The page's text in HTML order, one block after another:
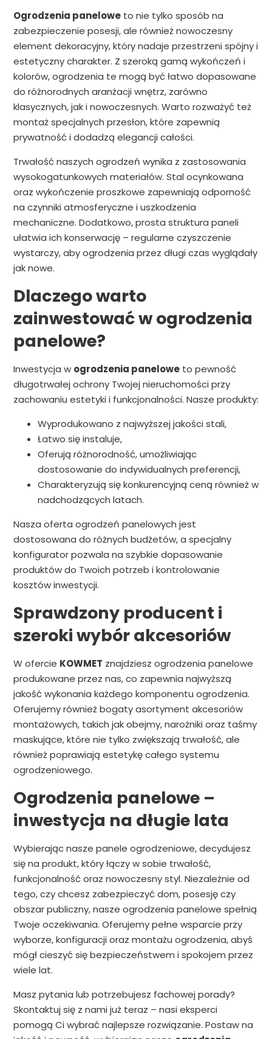
Ogrodzenia paneloweto nie tylko sposób na
zabezpieczenie posesji, ale również nowoczesny
element dekoracyjny, który nadaje przestrzeni spójny i
estetyczny charakter. Z szeroką gamą wykończeń i
kolorów, ogrodzenia te mogą być łatwo dopasowane
do różnorodnych aranżacji wnętrz, zarówno
klasycznych, jak i nowoczesnych. Warto rozważyć też
montaż specjalnych przesłon, które zapewnią
prywatność i dodadzą elegancji całości.
Trwałość naszych ogrodzeń wynika z zastosowania
wysokogatunkowych materiałów. Stal ocynkowana
oraz wykończenie proszkowe zapewniają odporność
na czynniki atmosferyczne i uszkodzenia
mechaniczne. Dodatkowo, prosta struktura paneli
ułatwia ich konserwację – regularne czyszczenie
wystarczy, aby ogrodzenia przez długi czas wyglądały
jak nowe.
Dlaczego warto
zainwestować w ogrodzenia
panelowe?
Inwestycja w ogrodzenia paneloweto pewność
długotrwałej ochrony Twojej nieruchomości przy
zachowaniu estetyki i funkcjonalności. Nasze produkty:
Wyprodukowano z najwyższej jakości stali,
Łatwo się instaluje,
Oferują różnorodność, umożliwiając
dostosowanie do indywidualnych preferencji,
Charakteryzują się konkurencyjną ceną również w
nadchodzących latach.
Nasza oferta ogrodzeń panelowych jest
dostosowana do różnych budżetów, a specjalny
konfigurator pozwala na szybkie dopasowanie
produktów do Twoich potrzeb i kontrolowanie
kosztów inwestycji.
Sprawdzony producent i
szeroki wybór akcesoriów
W ofercie KOWMET znajdziesz ogrodzenia panelowe
produkowane przez nas, co zapewnia najwyższą
jakość wykonania każdego komponentu ogrodzenia.
Oferujemy również bogaty asortyment akcesoriów
montażowych, takich jak obejmy, narożniki oraz taśmy
maskujące, które nie tylko zwiększają trwałość, ale
również poprawiają estetykę całego systemu
ogrodzeniowego.
Ogrodzenia panelowe –
inwestycja na długie lata
Wybierając nasze panele ogrodzeniowe, decydujesz
się na produkt, który łączy w sobie trwałość,
funkcjonalność oraz nowoczesny styl. Niezależnie od
tego, czy chcesz zabezpieczyć dom, posesję czy
obszar publiczny, nasze ogrodzenia panelowe spełnią
Twoje oczekiwania. Oferujemy pełne wsparcie przy
wyborze, konfiguracji oraz montażu ogrodzenia, abyś
mógł cieszyć się bezpieczeństwem i spokojem przez
wiele lat.
Masz pytania lub potrzebujesz fachowej porady?
Skontaktuj się z nami już teraz – nasi eksperci
pomogą Ci wybrać najlepsze rozwiązanie. Postaw na